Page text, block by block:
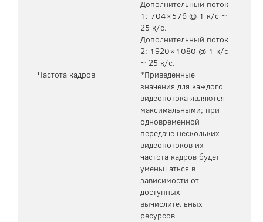
Частота кадров
Дополнительный поток
1: 704×576 @ 1 к/с ~
25 к/с.
Дополнительный поток
2: 1920×1080 @ 1 к/с
~ 25 к/с.
*Приведенные
значения для каждого
видеопотока являются
максимальными; при
одновременной
передаче нескольких
видеопотоков их
частота кадров будет
уменьшаться в
зависимости от
доступных
вычислительных
ресурсов